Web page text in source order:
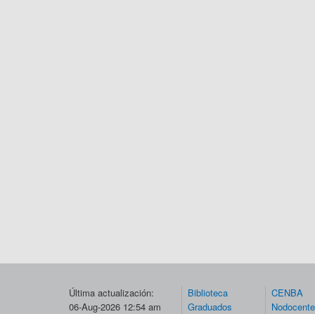
Última actualización:
06-Aug-2026 12:54 am
Biblioteca
Graduados
CENBA